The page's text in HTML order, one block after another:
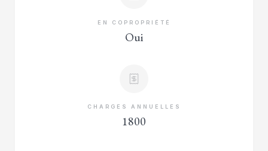
EN COPROPRIÉTÉ
Oui
CHARGES ANNUELLES
1800